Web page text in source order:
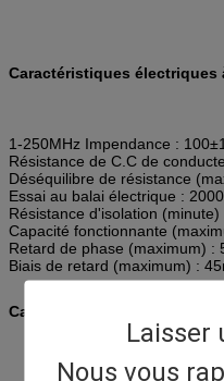
Laisser
Nous vous
Caractéristiques électriques
1-250MHz Impendance :
Résistance de C.C de
Déséquilibre de résistance
Essai au balai électrique :
Résistance d'isolation
Capacité fonctionnante
Retard de phase (maximum) :
Biais de retard (maximum) :
Caractéristiques de